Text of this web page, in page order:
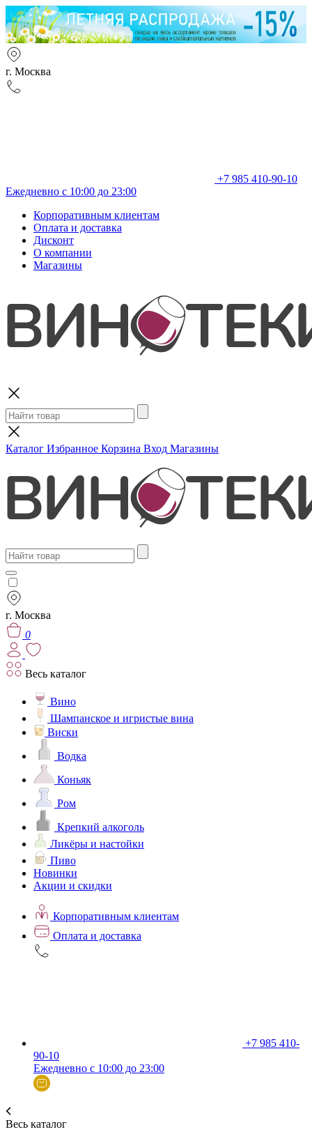
г. Москва
+7 985 410-90-10
Ежедневно с 10:00 до 23:00
Корпоративным клиентам
Оплата и доставка
Дисконт
О компании
Магазины
Каталог Избранное Корзина Вход Магазины
г. Москва
0
Весь каталог
Вино
Шампанское и игристые вина
Виски
Водка
Коньяк
Ром
Крепкий алкоголь
Ликёры и настойки
Пиво
Новинки
Акции и скидки
Корпоративным клиентам
Оплата и доставка
+7 985 410-
90-10
Ежедневно с 10:00 до 23:00
Весь каталог